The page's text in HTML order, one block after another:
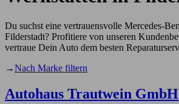
Du suchst eine vertrauensvolle Mercedes-
Filderstadt? Profitiere von unseren
vertraue Dein Auto dem besten
→Nach Marke filtern
Autohaus Trautwein GmbH